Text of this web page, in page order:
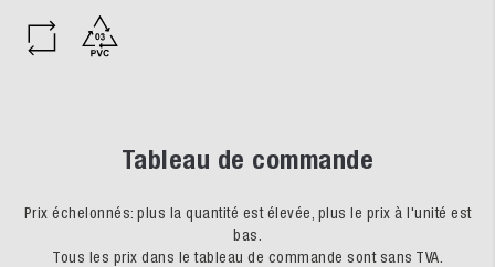
Tableau de commande
Prix échelonnés: plus la quantité est élevée, plus le prix à l'unité est
bas.
Tous les prix dans le tableau de commande sont sans TVA.